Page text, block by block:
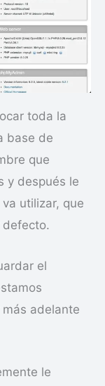
toda la
base de
que
y después le
utilizar, que
defecto.
el
adelante
le